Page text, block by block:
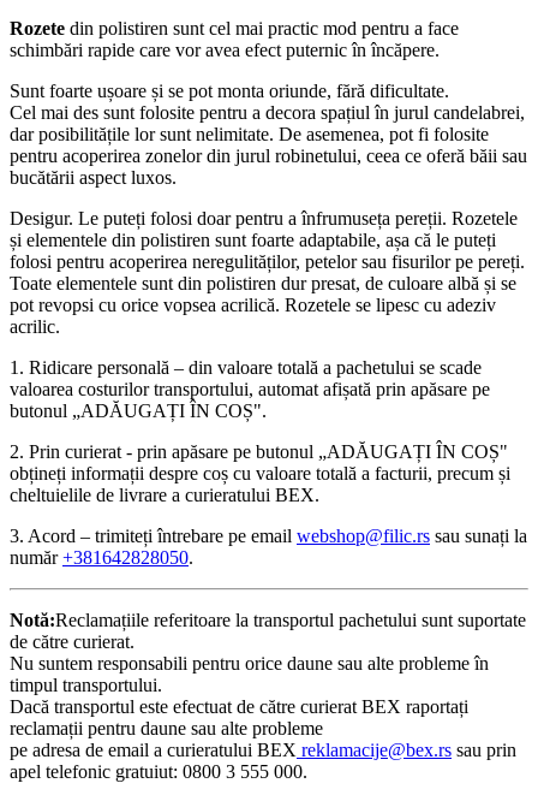
Rozete din polistiren sunt cel mai practic mod pentru a face
schimbări rapide care vor avea efect puternic în încăpere.
Sunt foarte ușoare și se pot monta oriunde, fără dificultate.
Cel mai des sunt folosite pentru a decora spațiul în jurul candelabrei,
dar posibilitățile lor sunt nelimitate. De asemenea, pot fi folosite
pentru acoperirea zonelor din jurul robinetului, ceea ce oferă băii sau
bucătării aspect luxos.
Desigur. Le puteți folosi doar pentru a înfrumuseța pereții. Rozetele
și elementele din polistiren sunt foarte adaptabile, așa că le puteți
folosi pentru acoperirea neregulităților, petelor sau fisurilor pe pereți.
Toate elementele sunt din polistiren dur presat, de culoare albă și se
pot revopsi cu orice vopsea acrilică. Rozetele se lipesc cu adeziv
acrilic.
1. Ridicare personală – din valoare totală a pachetului se scade
valoarea costurilor transportului, automat afișată prin apăsare pe
butonul „ADĂUGAȚI ÎN COȘ".
2. Prin curierat - prin apăsare pe butonul „ADĂUGAȚI ÎN COȘ"
obțineți informații despre coș cu valoare totală a facturii, precum și
cheltuielile de livrare a curieratului BEX.
3. Acord – trimiteți întrebare pe email webshop@filic.rs sau sunați la
număr+381642828050.
Notă:Reclamațiile referitoare la transportul pachetului sunt suportate
de către curierat.
Nu suntem responsabili pentru orice daune sau alte probleme în
timpul transportului.
Dacă transportul este efectuat de către curierat BEX raportați
reclamații pentru daune sau alte probleme
pe adresa de email a curieratului BEX reklamacije@bex.rs sau prin
apel telefonic gratuiut: 0800 3 555 000.